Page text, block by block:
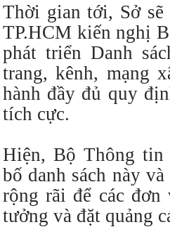
Thời gian tới, Sở sẽ
TP.HCM kiến nghị
phát triển Danh
trang, kênh, mạng
hành đầy đủ quy
tích cực.
Hiện, Bộ Thông tin
bố danh sách này
rộng rãi để các
tưởng và đặt quảng